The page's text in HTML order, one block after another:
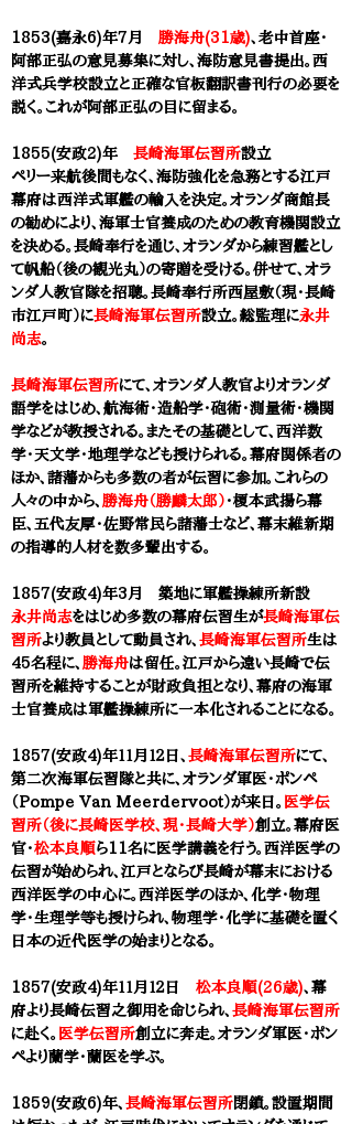
1853(嘉永6)年7月 勝海舟(31歳)、老中首座・
阿部正弘の意見募集に対し、海防意見書提出。西
洋式兵学校設立と正確な官板翻訳書刊行の必要を
説く。これが阿部正弘の目に留まる。
1855(安政2)年 長崎海軍伝習所設立
ペリー来航後間もなく、海防強化を急務とする江戸
幕府は西洋式軍艦の輸入を決定。オランダ商館長
の勧めにより、海軍士官養成のための教育機関設立
を決める。長崎奉行を通じ、オランダから練習艦とし
て帆船（後の観光丸）の寄贈を受ける。併せて、オラ
ンダ人教官隊を招聰。長崎奉行所西屋敷（現・長崎
市江戸町）に長崎海軍伝習所設立。総監理に永井
尚志。
長崎海軍伝習所にて、オランダ人教官よりオランダ
語学をはじめ、航海術・造船学・砲術・測量術・機関
学などが教授される。またその基礎として、西洋数
学・天文学・地理学なども授けられる。幕府関係者の
ほか、諸藩からも多数の者が伝習に参加。これらの
人々の中から、 勝海舟（勝麟太郎） ・榎本武揚ら幕
臣、五代友厚・佐野常民ら諸藩士など、幕末維新期
の指導的人材を数多輩出する。
1857(安政4)年3月 築地に軍艦操練所新設
永井尚志をはじめ多数の幕府伝習生が長崎海軍伝
習所より教員として動員され、 長崎海軍伝習所生は
45名程に、 勝海舟は留任。 江戸から遠い長崎で伝
習所を維持することが財政負担となり、幕府の海軍
士官養成は軍艦操練所に一本化されることになる。
1857(安政4)年１１月１２日、 長崎海軍伝習所にて、
第二次海軍伝習隊と共に、オランダ軍医・ポンペ
（Pompe Van Meerdervoot）が来日。 医学伝
習所（後に長崎医学校、現・長崎大学）創立。幕府医
官・松本良順ら11名に医学講義を行う。西洋医学の
伝習が始められ、江戸とならび長崎が幕末における
西洋医学の中心に。西洋医学のほか、化学・物理
学・生理学等も授けられ、物理学・化学に基礎を置く
日本の近代医学の始まりとなる。
1857(安政4)年１１月１２日 松本良順(26歳)、幕
府より長崎伝習之御用を命じられ、 長崎海軍伝習所
に赴く。 医学伝習所創立に奔走。オランダ軍医・ポン
ペより蘭学・蘭医を学ぶ。
1859(安政6)年、 長崎海軍伝習所閉鎖。設置期間